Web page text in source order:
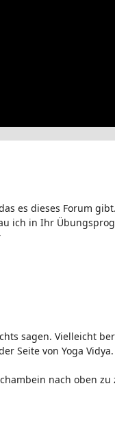
es dieses Forum gibt.
ich in Ihr
sagen. Vielleicht
Seite von Yoga Vidya.
nach oben